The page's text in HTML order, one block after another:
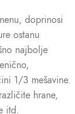
doprinosi
ostanu
najbolje
1/3 mešavine.
hrane,
itd.